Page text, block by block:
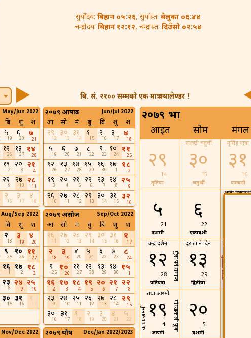
सुर्योदय: बिहान ०५:२६, सुर्यास्त: बेलुका ०६:४४
चन्द्रोदय: बिहान १२:१२, चन्द्रास्त: दिउँसो ०२:५४
बि. सं. २१०० सम्मको एक मात्र क्यालेण्डर !
May/Jun 2022
बि शु श
५
19
६
20
७
21
१२
26
१३
27
१४
28
१९
2
२०
3
२१
4
२६
9
२७
10
२८
11
२
16
३
17
४
18
२०७९ आषाढ Jun/Jul 2022
आ सो मं बु बि शु श
२९
12
३०
13
३१
14
१
15
२
16
३
17
४
18
५
19
६
20
७
21
८
22
९
23
१०
24
११
25
१२
26
१३
27
१४
28
१५
29
१६
30
१७
1
१८
2
१९
3
२०
4
२१
5
२२
6
२३
7
२४
8
२५
9
२६
10
२७
11
२८
12
२९
13
३०
14
३१
15
३२
16
Aug/Sep 2022
बि शु श
२
18
३
19
४
20
९
25
१०
26
११
27
१६
1
१७
2
१८
3
२३
8
२४
9
२५
10
३०
15
३१
16
२०७९ असोज Sep/Oct 2022
आ सो मं बु बि शु श
२६
11
२७
12
२८
13
२९
14
३०
15
३१
16
१
17
२
18
३
19
४
20
५
21
६
22
७
23
८
24
९
25
१०
26
११
27
१२
28
१३
29
१४
30
१५
1
१६
2
१७
3
१८
4
१९
5
२०
6
२१
7
२२
8
२३
9
२४
10
२५
11
२६
12
२७
13
२८
14
२९
15
३०
16
३१
17
१
18
२
19
३
20
४
21
५
22
Nov/Dec 2022 २०७९ पौष Dec/Jan 2022/2023
२०७९ भाद्र
आइत सोम मंगल
२९
14
तृतिया
संकष्टी चतुर्थी
३०
15
चतुर्थी
नृसिंह यात्रा
३१
16
पञ्चमी
५
21
दशमी
६
22
एकादशी
अजा
चन्द्र दर्शन
गुँला पर्व समाप्त
१२
28
प्रतिपदा
दर खाने दिन
१३
29
द्वितीया
हरितालीका तीज
वराह जयन्ती
राधा अष्टमी
गोरखकाली पूजा
कायाः अष्टमी१९
4
अष्ठमी
२०
5
दशमी